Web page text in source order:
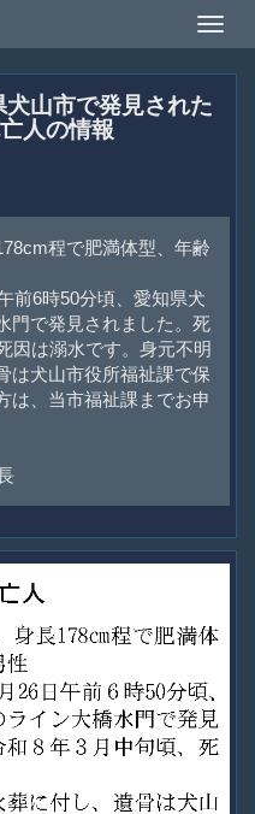
Toggle
山市で発見された
人の情報
程で肥満体型、年齢
前6時50分頃、愛知県犬
門で発見されました。死
因は溺水です。身元不明
は犬山市役所福祉課で保
は、当市福祉課までお申